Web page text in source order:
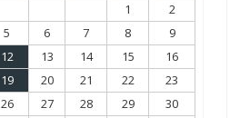
1
2
5 6 7 8
9
12 13 14 15
16
19 20 21 22
23
26 27 28 29
30